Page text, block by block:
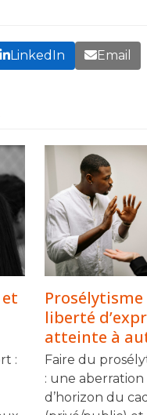
LinkedIn Email
:
liberté
atteinte à
Faire du
: une aberration
d’horizon du